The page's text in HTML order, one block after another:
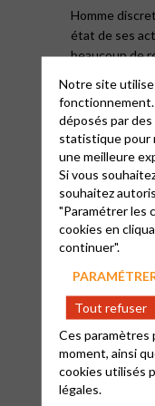
Homme
état de ses
beaucoup de
Le 9 mai 2026,
autorités et
mémoire par le
lendemain,
au temple lors
suivie d’un
Sa petite-fille,
projet avec
l’ensemble
présents en
Cet hommage
homme dont la
Notre site
déposés par
statistique pour
une meilleure
Si vous
souhaitez
"Paramétrer les
cookies en
continuer".
Tout refuser
Ces
moment, ainsi
cookies utilisés
légales.